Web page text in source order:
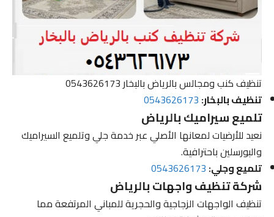
تنظيف كنب ومجالس بالرياض بالبخار 0543626173
تنظيف بالبخار:0543626173
تلميع سيراميك بالرياض
نعيد للأرضيات لمعانها الأصلي عبر خدمة جلي وتلميع السيراميك
والبورسلين باحترافية.
تلميع وجلي:0543626173
شركة تنظيف واجهات بالرياض
تنظيف الواجهات الزجاجية والحجرية للمباني المرتفعة مما